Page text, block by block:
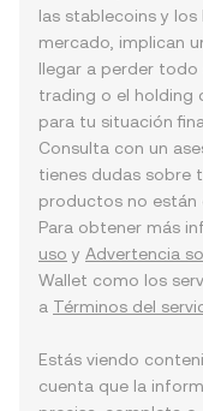
las stablecoins y los
mercado, implican
llegar a perder todo
trading o el holding
para tu situación
Consulta con un
tienes dudas sobre
productos no están
Para obtener más
uso y Advertencia
Wallet como los
a Términos del
Estás viendo
cuenta que la